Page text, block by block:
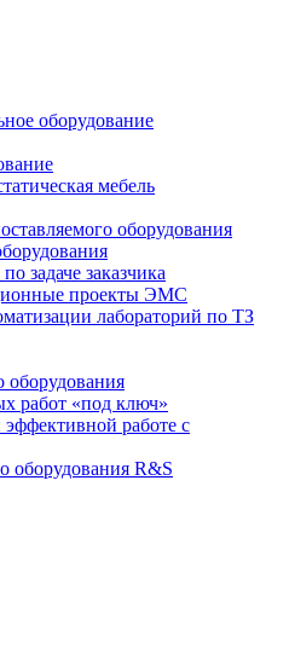
оборудование
мебель
оборудования
задаче заказчика
проекты ЭМС
лабораторий по ТЗ
оборудования
работ «под ключ»
работе с
оборудования R&S